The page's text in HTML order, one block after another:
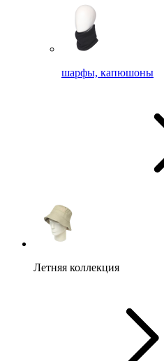
шарфы, капюшоны
Летняя коллекция